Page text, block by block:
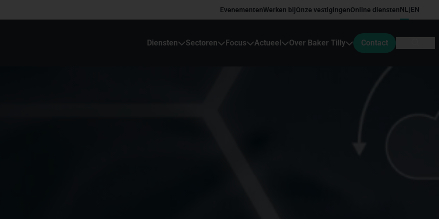
EvenementenWerken bijOnze vestigingenOnline dienstenNL|EN
Diensten Sectoren Focus Actueel Over Baker Tilly Contact